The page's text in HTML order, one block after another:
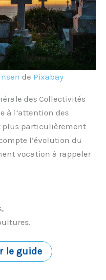
de Pixabay
des Collectivités
à l’attention des
plus particulièrement
l’évolution du
vocation à rappeler
le guide